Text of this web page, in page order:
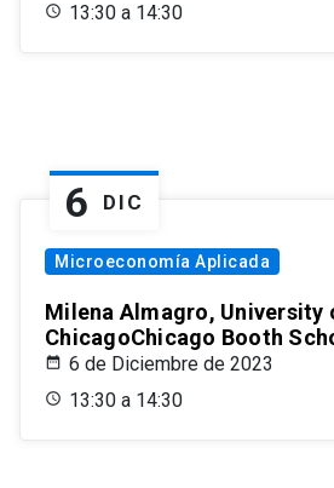
13:30 a 14:30
6 DIC
Microeconomía Aplicada
Milena Almagro, University
ChicagoChicago Booth
6 de Diciembre de 2023
13:30 a 14:30